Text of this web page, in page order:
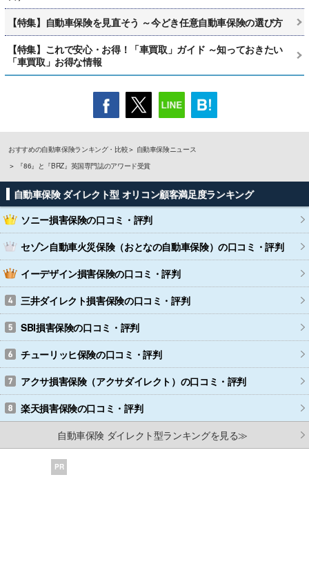
【特集】自動車保険を見直そう ～今どき任意自動車保険の選び方
【特集】これで安心・お得！「車買取」ガイド ～知っておきたい
「車買取」お得な情報
おすすめの自動車保険ランキング・比較
自動車保険ニュース
『86』と『BRZ』英国専門誌のアワード受賞
自動車保険 ダイレクト型 オリコン顧客満足度ランキング
ソニー損害保険の口コミ・評判
セゾン自動車火災保険（おとなの自動車保険）の口コミ・評判
イーデザイン損害保険の口コミ・評判
三井ダイレクト損害保険の口コミ・評判
SBI損害保険の口コミ・評判
チューリッヒ保険の口コミ・評判
アクサ損害保険（アクサダイレクト） の口コミ・評判
楽天損害保険の口コミ・評判
自動車保険 ダイレクト型ランキングを見る≫
PR